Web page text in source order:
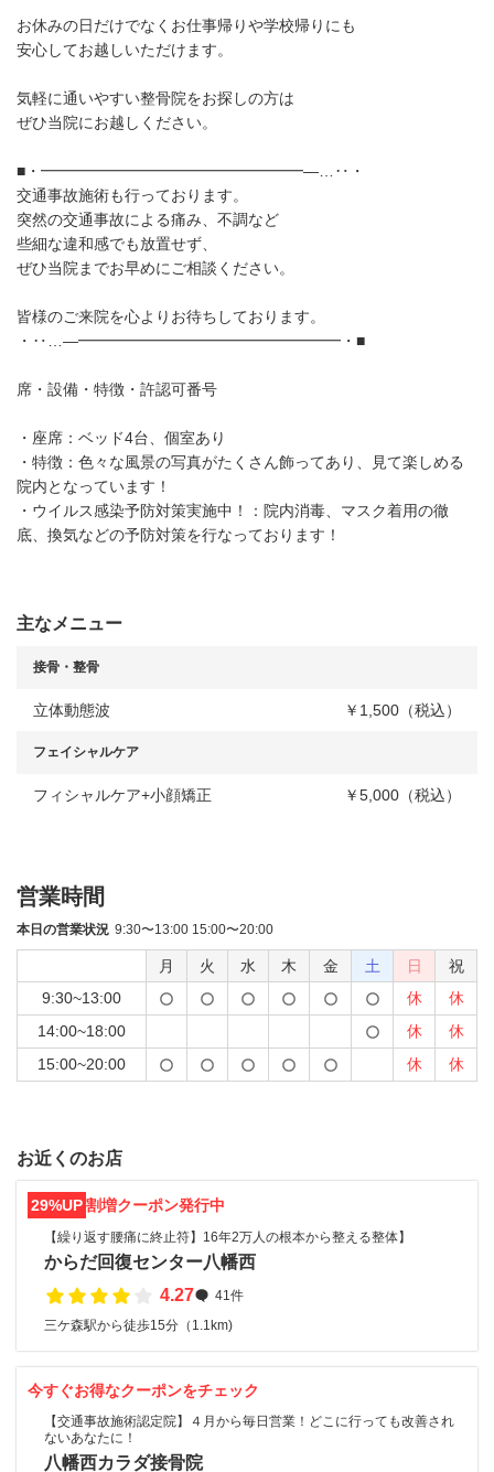
お休みの日だけでなくお仕事帰りや学校帰りにも
安心してお越しいただけます。
気軽に通いやすい整骨院をお探しの方は
ぜひ当院にお越しください。
■・━━━━━━━━━━━━━━━━━―…‥・
交通事故施術も行っております。
突然の交通事故による痛み、不調など
些細な違和感でも放置せず、
ぜひ当院までお早めにご相談ください。
皆様のご来院を心よりお待ちしております。
・‥…―━━━━━━━━━━━━━━━━━・■
席・設備・特徴・許認可番号
・座席：ベッド4台、個室あり
・特徴：色々な風景の写真がたくさん飾ってあり、見て楽しめる
院内となっています！
・ウイルス感染予防対策実施中！：院内消毒、マスク着用の徹
底、換気などの予防対策を行なっております！
主なメニュー
接骨・整骨
立体動態波 ￥1,500（税込）
フェイシャルケア
フィシャルケア+小顔矯正 ￥5,000（税込）
営業時間
本日の営業状況 9:30〜13:00 15:00〜20:00
月 火 水 木 金 土 日
祝
9:30~13:00
休
休
14:00~18:00
休
休
15:00~20:00
休 休
お近くのお店
29%UP割増クーポン発行中
【繰り返す腰痛に終止符】16年2万人の根本から整える整体】
からだ回復センター八幡西
4.27
41件
三ケ森駅から徒歩15分（1.1km)
今すぐお得なクーポンをチェック
【交通事故施術認定院】４月から毎日営業！どこに行っても改善され
ないあなたに！
八幡西カラダ接骨院